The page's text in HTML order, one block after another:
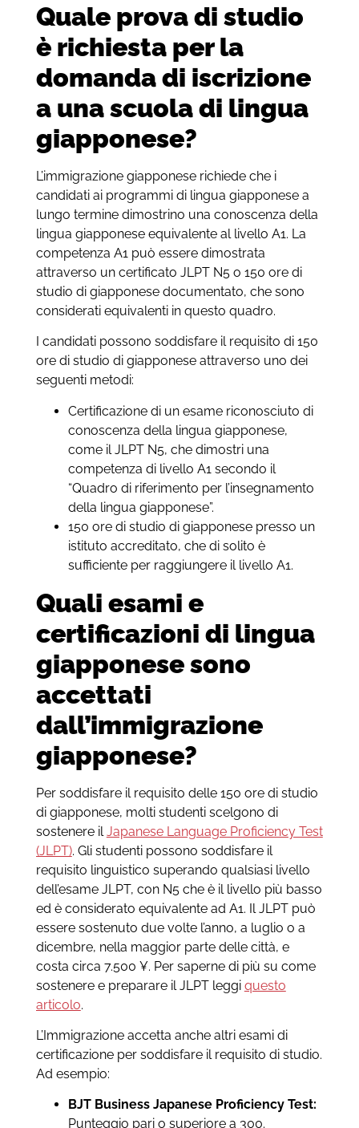
Quale prova di studio
è richiesta per la
domanda di iscrizione
a una scuola di lingua
giapponese?
L’immigrazione giapponese richiede che i
candidati ai programmi di lingua giapponese a
lungo termine dimostrino una conoscenza della
lingua giapponese equivalente al livello A1. La
competenza A1 può essere dimostrata
attraverso un certificato JLPT N5 o 150 ore di
studio di giapponese documentato, che sono
considerati equivalenti in questo quadro.
I candidati possono soddisfare il requisito di 150
ore di studio di giapponese attraverso uno dei
seguenti metodi:
Certificazione di un esame riconosciuto di
conoscenza della lingua giapponese,
come il JLPT N5, che dimostri una
competenza di livello A1 secondo il
“Quadro di riferimento per l’insegnamento
della lingua giapponese”.
150 ore di studio di giapponese presso un
istituto accreditato, che di solito è
sufficiente per raggiungere il livello A1.
Quali esami e
certificazioni di lingua
giapponese sono
accettati
dall’immigrazione
giapponese?
Per soddisfare il requisito delle 150 ore di studio
di giapponese, molti studenti scelgono di
sostenere il Japanese Language Proficiency Test
(JLPT). Gli studenti possono soddisfare il
requisito linguistico superando qualsiasi livello
dell’esame JLPT, con N5 che è il livello più basso
ed è considerato equivalente ad A1. Il JLPT può
essere sostenuto due volte l’anno, a luglio o a
dicembre, nella maggior parte delle città, e
costa circa 7.500 ¥. Per saperne di più su come
sostenere e preparare il JLPT leggi questo
articolo.
L’Immigrazione accetta anche altri esami di
certificazione per soddisfare il requisito di studio.
Ad esempio:
BJT Business Japanese Proficiency Test:
Punteggio pari o superiore a 300.